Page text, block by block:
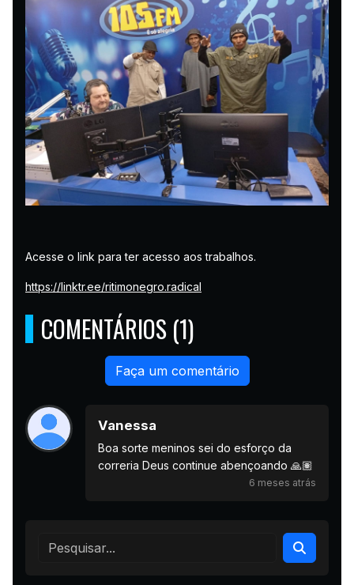
Acesse o link para ter acesso aos trabalhos.
https://linktr.ee/ritimonegro.radical
COMENTÁRIOS (1)
Faça um comentário
Vanessa
Boa sorte meninos sei do esforço da
correria Deus continue abençoando 🙏🏽
6 meses atrás